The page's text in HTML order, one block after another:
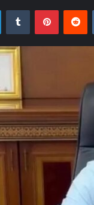
LinkedInTumblr Pinterest